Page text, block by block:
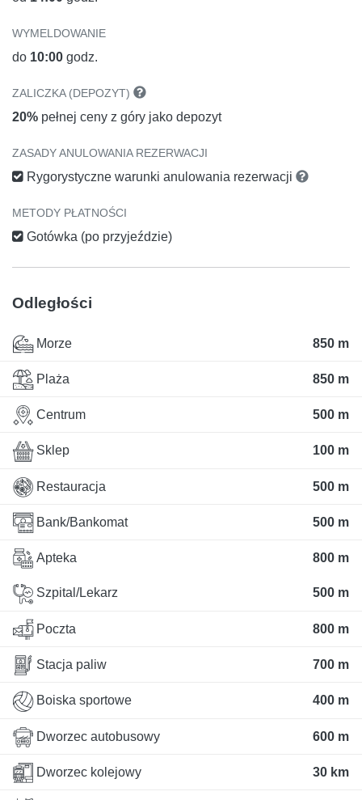
WYMELDOWANIE
do 10:00 godz.
ZALICZKA (DEPOZYT)
20% pełnej ceny z góry jako depozyt
ZASADY ANULOWANIA REZERWACJI
Rygorystyczne warunki anulowania rezerwacji
METODY PŁATNOŚCI
Gotówka (po przyjeździe)
Odległości
Morze 850 m
Plaża 850 m
Centrum 500 m
Sklep 100 m
Restauracja 500 m
Bank/Bankomat 500 m
Apteka 800 m
Szpital/Lekarz 500 m
Poczta 800 m
Stacja paliw 700 m
Boiska sportowe 400 m
Dworzec autobusowy 600 m
Dworzec kolejowy 30 km